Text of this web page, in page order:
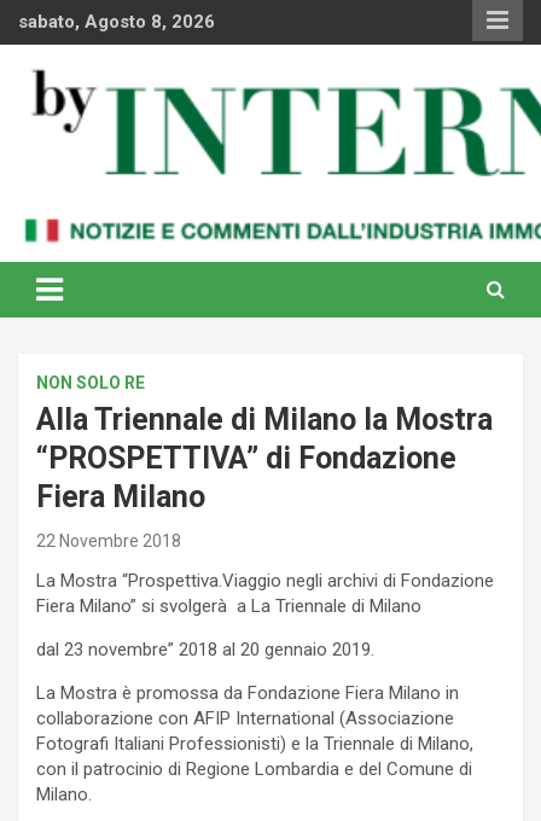
sabato, Agosto 8, 2026
By Internews
internazionale
NON SOLO RE
Alla Triennale di Milano la Mostra
“PROSPETTIVA” di Fondazione
Fiera Milano
22 Novembre 2018
La Mostra “Prospettiva.Viaggio negli archivi di Fondazione
Fiera Milano” si svolgerà a La Triennale di Milano
dal 23 novembre” 2018 al 20 gennaio 2019.
La Mostra è promossa da Fondazione Fiera Milano in
collaborazione con AFIP International (Associazione
Fotografi Italiani Professionisti) e la Triennale di Milano,
con il patrocinio di Regione Lombardia e del Comune di
Milano.